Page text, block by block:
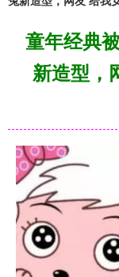
童年经典
新造型，